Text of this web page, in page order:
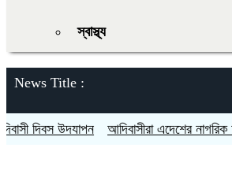
স্বাস্থ্য
News Title :
দিবস উদযাপন আদিবাসীরা এদেশের নাগরিক